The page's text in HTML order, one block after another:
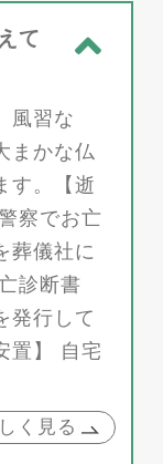
て
風習な
まかな仏
す。【逝
察でお亡
葬儀社に
診断書
発行して
置】 自宅
く見る